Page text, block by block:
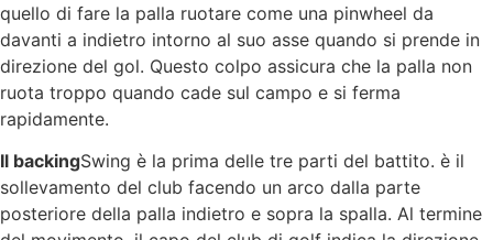
quello di fare la palla ruotare come una pinwheel da
davanti a indietro intorno al suo asse quando si prende in
direzione del gol. Questo colpo assicura che la palla non
ruota troppo quando cade sul campo e si ferma
rapidamente.
Il backingSwing è la prima delle tre parti del battito. è il
sollevamento del club facendo un arco dalla parte
posteriore della palla indietro e sopra la spalla. Al termine